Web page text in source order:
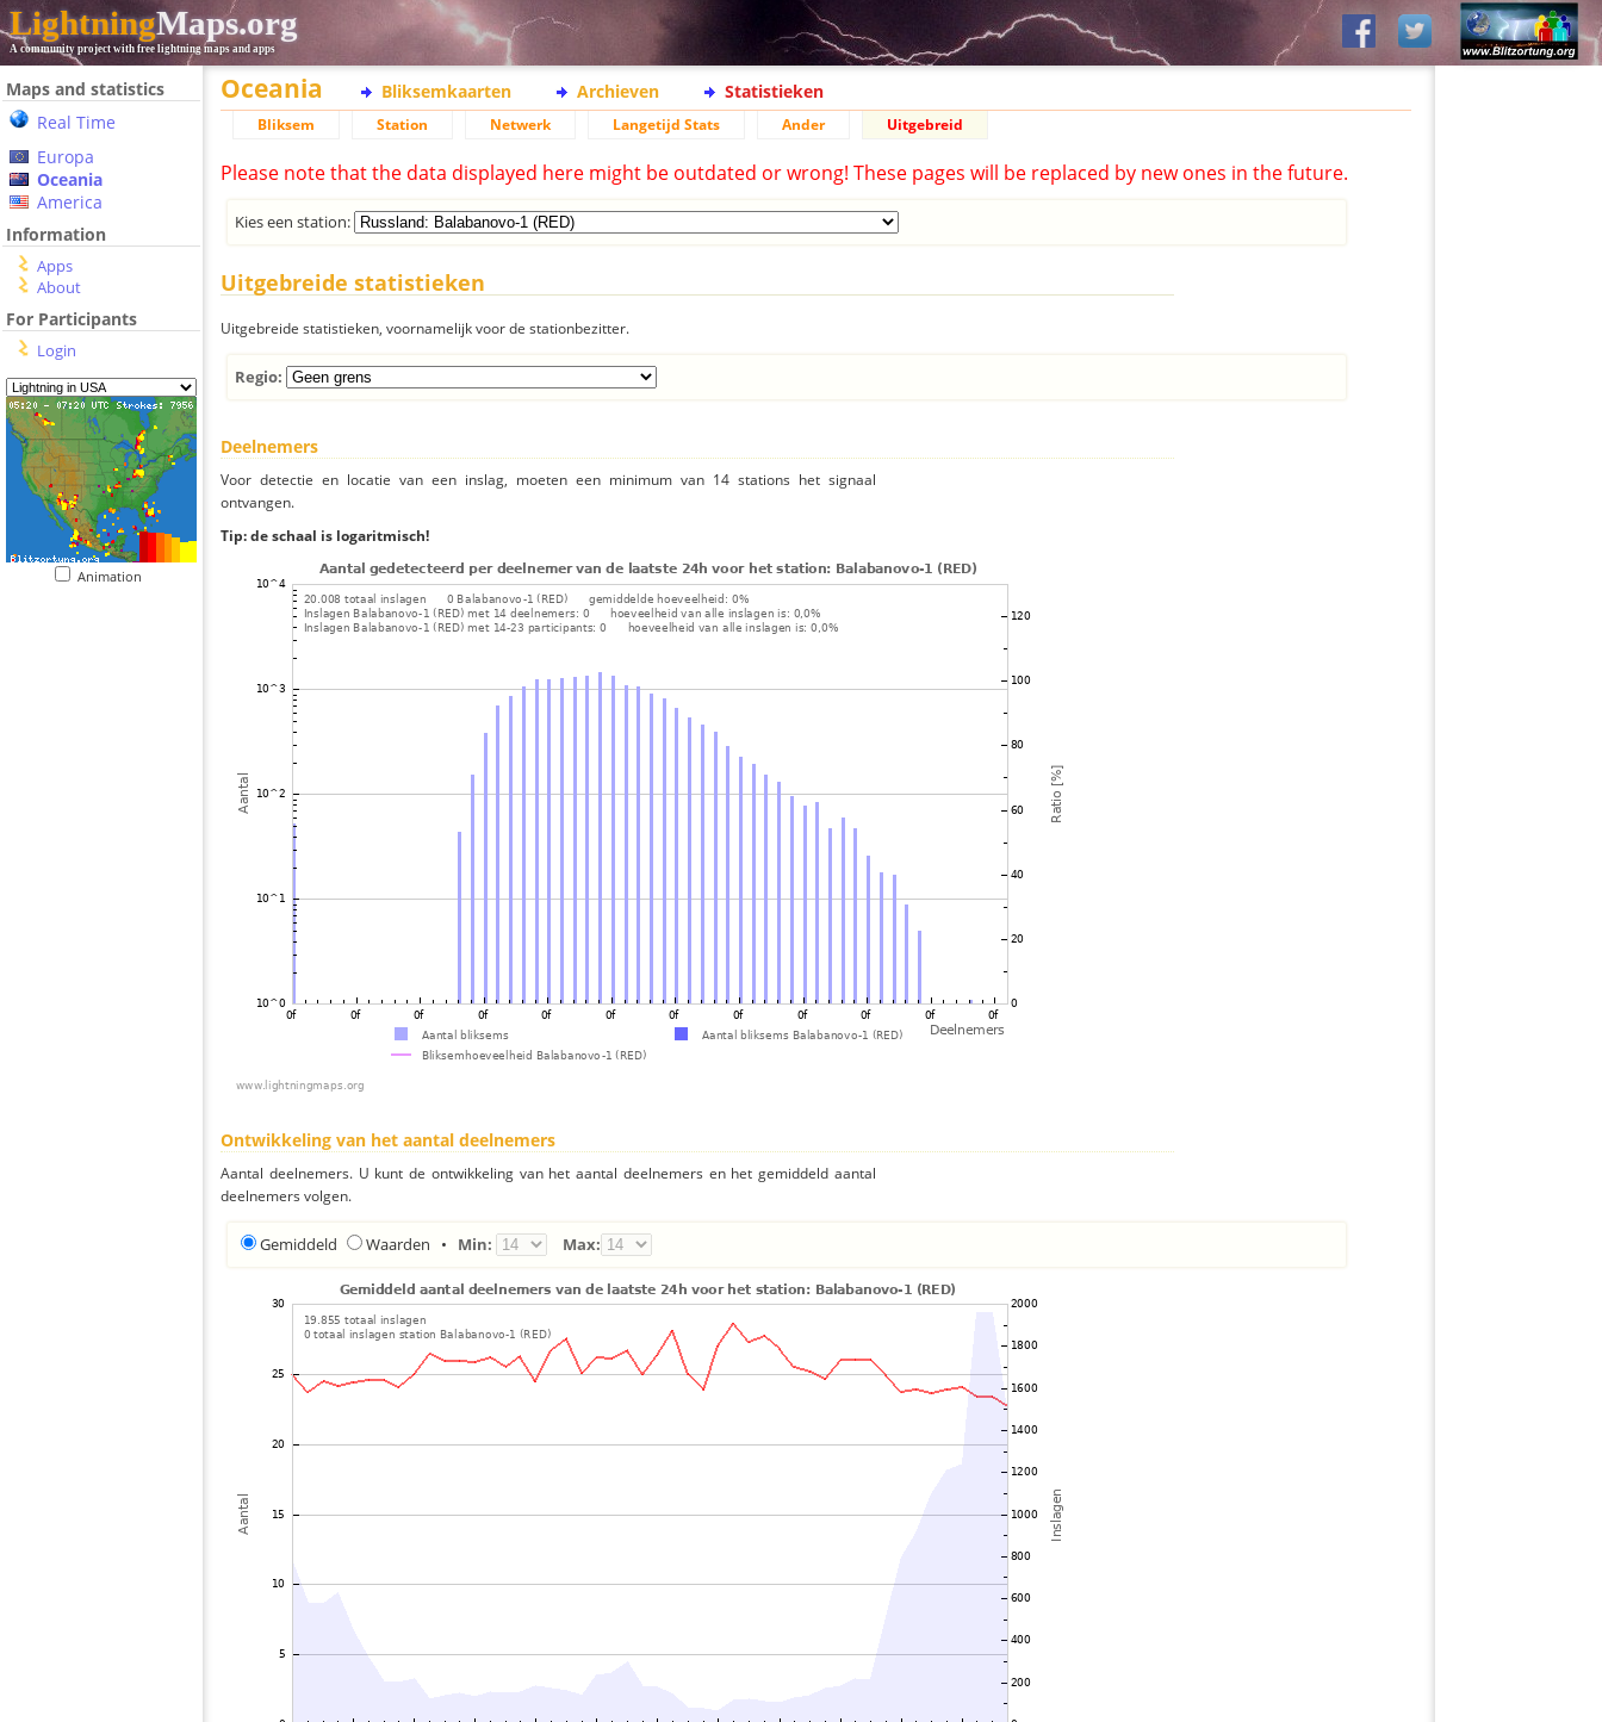
LightningMaps.org
A community project with free lightning maps and apps
Maps and statistics
Real Time
Europa
Oceania
America
Information
Apps
About
For Participants
Login
Animation
Oceania Bliksemkaarten Archieven Statistieken
Bliksem Station Netwerk Langetijd Stats Ander Uitgebreid
Please note that the data displayed here might be outdated or wrong! These pages will be replaced by new ones in the future.
Kies een station:
Uitgebreide statistieken
Uitgebreide statistieken, voornamelijk voor de stationbezitter.
Regio:
Deelnemers
Voor detectie en locatie van een inslag, moeten een minimum van 14 stations het signaal
ontvangen.
Tip: de schaal is logaritmisch!
Ontwikkeling van het aantal deelnemers
Aantal deelnemers. U kunt de ontwikkeling van het aantal deelnemers en het gemiddeld aantal
deelnemers volgen.
Gemiddeld Waarden • Min: Max: